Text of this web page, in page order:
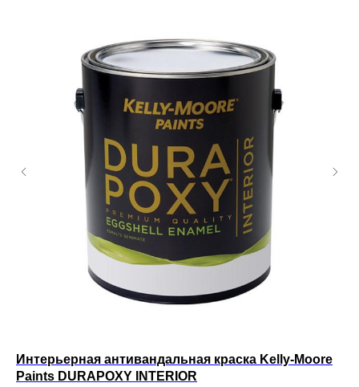
Интерьерная антивандальная краска Kelly-Moore
Paints DURAPOXY INTERIOR